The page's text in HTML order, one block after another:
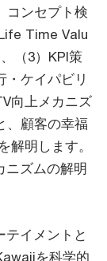
コンセプト検
Time Valu
（3）KPI策
・ケイパビリ
向上メカニズ
、顧客の幸福
解明します。
ニズムの解明
テイメントと
を科学的